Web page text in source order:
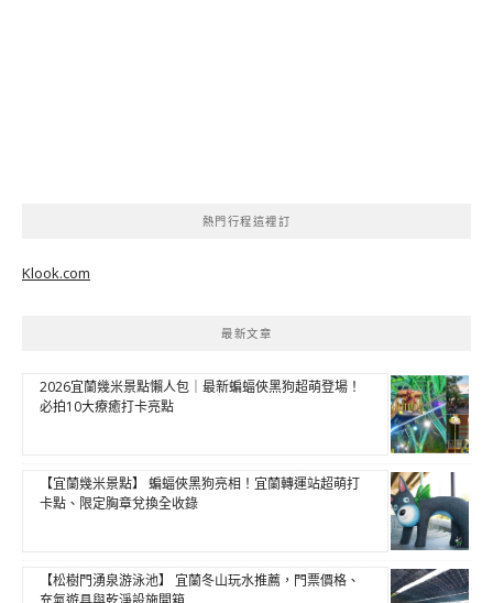
熱門行程這裡訂
Klook.com
最新文章
2026宜蘭幾米景點懶人包｜最新蝙蝠俠黑狗超萌登場！
必拍10大療癒打卡亮點
【宜蘭幾米景點】 蝙蝠俠黑狗亮相！宜蘭轉運站超萌打
卡點、限定胸章兌換全收錄
【松樹門湧泉游泳池】 宜蘭冬山玩水推薦，門票價格、